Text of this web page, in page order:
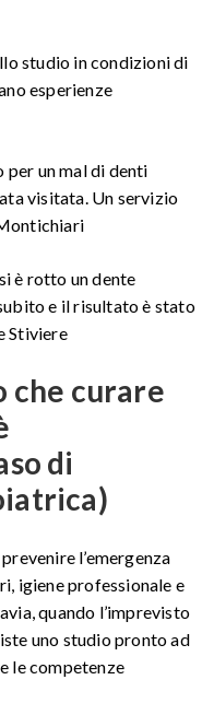
studio in condizioni di
esperienze
un mal di denti
visitata. Un servizio
è rotto un dente
e il risultato è stato
Stiviere
che curare
di
l’emergenza
igiene professionale e
quando l’imprevisto
uno studio pronto ad
le competenze